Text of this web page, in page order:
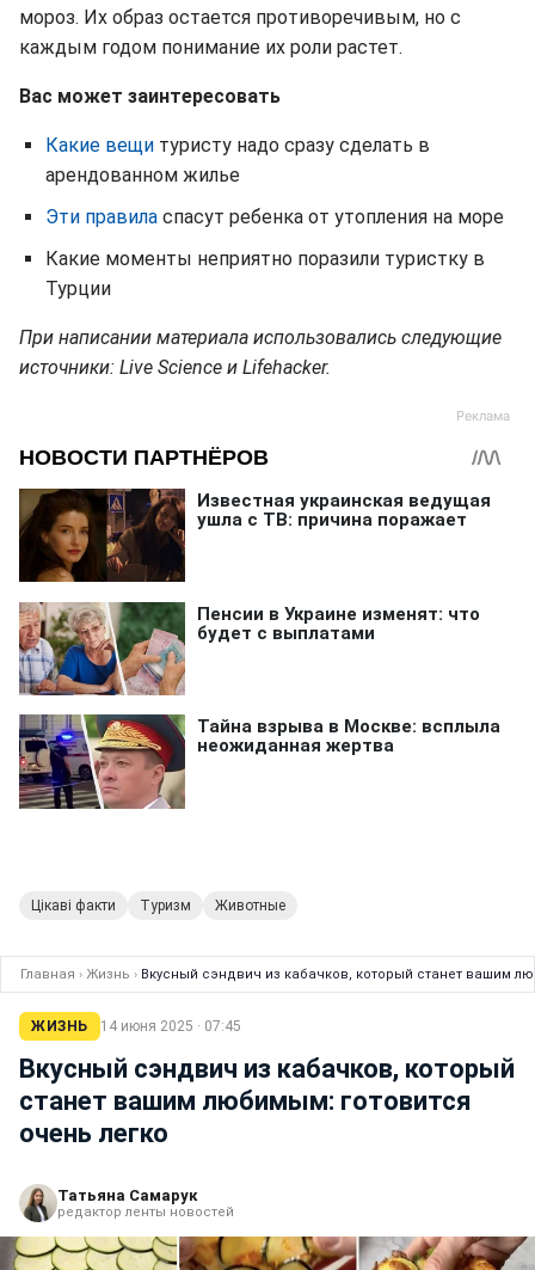
мороз. Их образ остается противоречивым, но с
каждым годом понимание их роли растет.
Вас может заинтересовать
Какие вещи туристу надо сразу сделать в
арендованном жилье
Эти правила спасут ребенка от утопления на море
Какие моменты неприятно поразили туристку в
Турции
При написании материала использовались следующие
источники: Live Science и Lifehacker.
Цікаві факти Туризм Животные
Главная › Жизнь › Вкусный сэндвич из кабачков, который станет вашим
ЖИЗНЬ 14 июня 2025 · 07:45
Вкусный сэндвич из кабачков, который
станет вашим любимым: готовится
очень легко
Татьяна Самарук
редактор ленты новостей